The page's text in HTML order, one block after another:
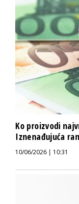
Ko proizvodi
Iznenađujuća
10/06/2026 | 10:31